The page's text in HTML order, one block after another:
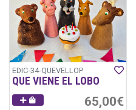
EDIC-34-QUEVELLOP
QUE VIENE EL LOBO
65,00€